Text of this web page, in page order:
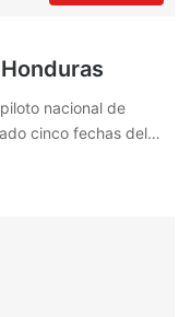
nacional de
cinco fechas del…